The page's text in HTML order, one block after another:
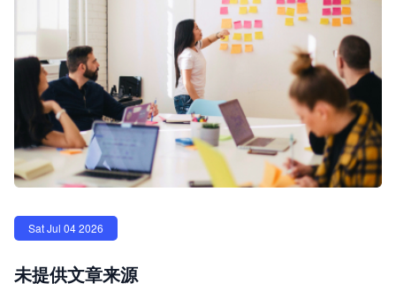
Sat Jul 04 2026
未提供文章来源